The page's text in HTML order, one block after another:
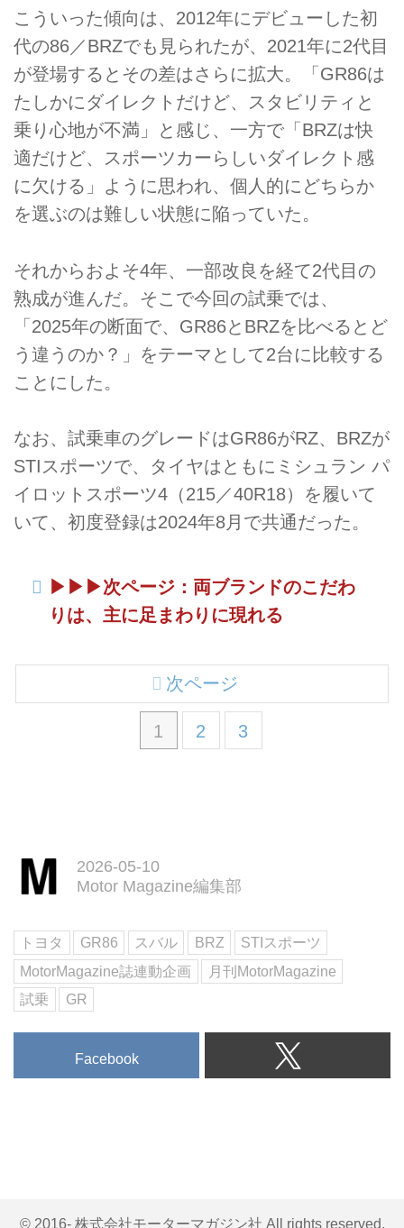
こういった傾向は、2012年にデビューした初
代の86／BRZでも見られたが、2021年に2代目
が登場するとその差はさらに拡大。「GR86は
たしかにダイレクトだけど、スタビリティと
乗り心地が不満」と感じ、一方で「BRZは快
適だけど、スポーツカーらしいダイレクト感
に欠ける」ように思われ、個人的にどちらか
を選ぶのは難しい状態に陥っていた。
それからおよそ4年、一部改良を経て2代目の
熟成が進んだ。そこで今回の試乗では、
「2025年の断面で、GR86とBRZを比べるとど
う違うのか？」をテーマとして2台に比較する
ことにした。
なお、試乗車のグレードはGR86がRZ、BRZが
STIスポーツで、タイヤはともにミシュラン パ
イロットスポーツ4（215／40R18）を履いて
いて、初度登録は2024年8月で共通だった。
▶︎▶︎▶︎次ページ：両ブランドのこだわ
りは、主に足まわりに現れる
1 2 3
次ページ
2026-05-10
Motor Magazine編集部
トヨタ GR86 スバル BRZ
STIスポーツ
MotorMagazine誌連動企画
月刊MotorMagazine
試乗
GR
Facebook
© 2016- 株式会社モーターマガジン社 All rights reserved.